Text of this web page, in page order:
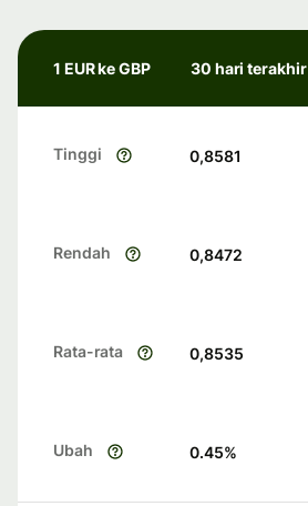
1 EUR ke GBP 30 hari terakhir
Tinggi 0,8581
Rendah 0,8472
Rata-rata 0,8535
Ubah 0.45%